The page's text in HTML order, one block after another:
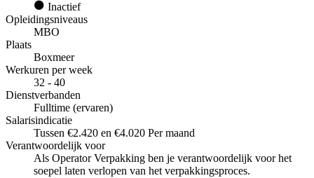
Inactief
Opleidingsniveaus
MBO
Plaats
Boxmeer
Werkuren per week
32 - 40
Dienstverbanden
Fulltime (ervaren)
Salarisindicatie
Tussen €2.420 en €4.020 Per maand
Verantwoordelijk voor
Als Operator Verpakking ben je verantwoordelijk voor het
soepel laten verlopen van het verpakkingsproces.